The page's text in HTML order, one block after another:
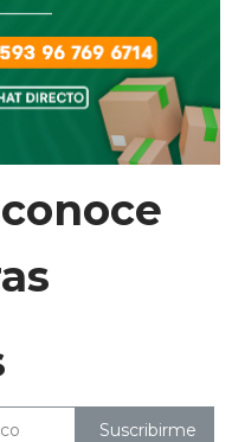
Suscribirme